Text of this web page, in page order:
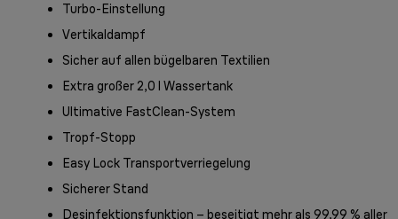
Turbo-Einstellung
Vertikaldampf
Sicher auf allen bügelbaren Textilien
Extra großer 2,0 l Wassertank
Ultimative FastClean-System
Tropf-Stopp
Easy Lock Transportverriegelung
Sicherer Stand
Desinfektionsfunktion – beseitigt mehr als 99,99 % aller